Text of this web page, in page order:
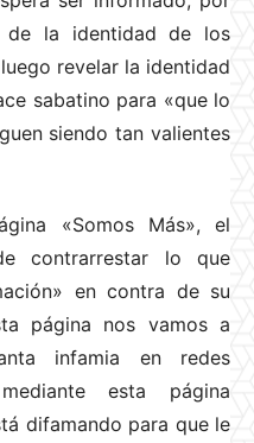
de la identidad de los
revelar la identidad
sabatino para «que lo
siendo tan valientes
«Somos Más», el
contrarrestar lo que
en contra de su
página nos vamos a
infamia en redes
esta página
difamando para que le